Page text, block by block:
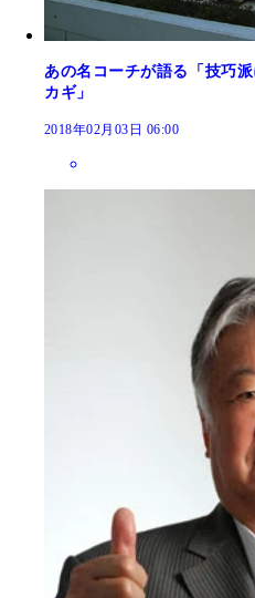
あの名コーチが語る「技巧
カギ」
2018年02月03日 06:00